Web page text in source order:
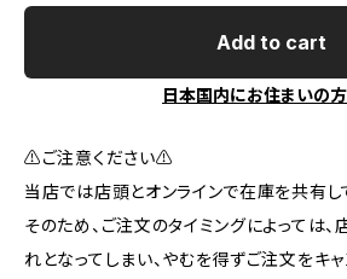
Add to cart
日本国内にお住まいの
⚠️ご注意ください⚠️
当店では店頭とオンラインで在庫を共有し
そのため、ご注文のタイミングによっては
れとなってしまい、やむを得ずご注文をキ